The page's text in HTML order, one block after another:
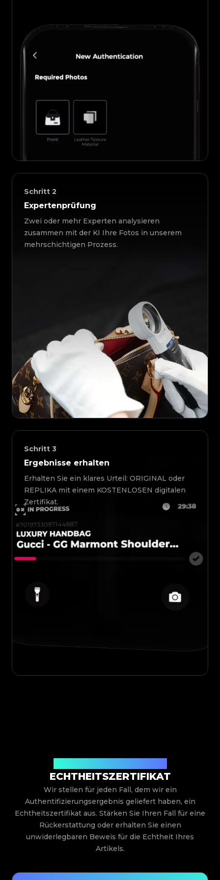
Schritt 2
Expertenprüfung
Zwei oder mehr Experten analysieren
zusammen mit der KI Ihre Fotos in unserem
mehrschichtigen Prozess.
Schritt 3
Ergebnisse erhalten
Erhalten Sie ein klares Urteil: ORIGINAL oder
REPLIKA mit einem KOSTENLOSEN digitalen
Zertifikat.
ECHTHEITSZERTIFIKAT
Wir stellen für jeden Fall, dem wir ein
Authentifizierungsergebnis geliefert haben, ein
Echtheitszertifikat aus. Stärken Sie Ihren Fall für eine
Rückerstattung oder erhalten Sie einen
unwiderlegbaren Beweis für die Echtheit Ihres
Artikels.